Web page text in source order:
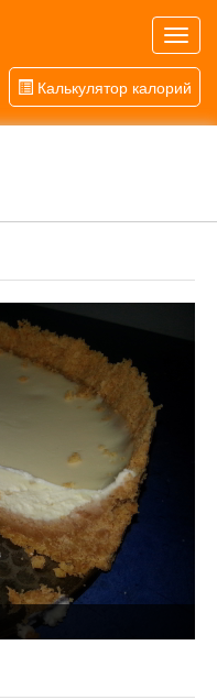
Калькулятор калорий